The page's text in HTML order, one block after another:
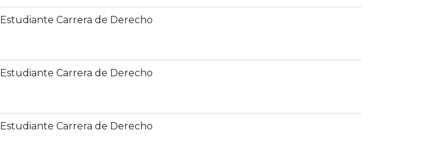
Estudiante Carrera de Derecho
Estudiante Carrera de Derecho
Estudiante Carrera de Derecho